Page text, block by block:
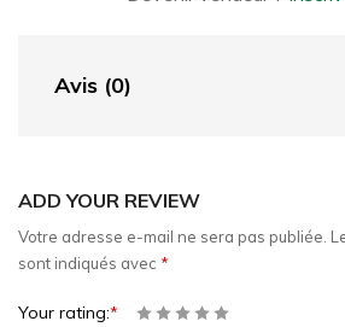
Avis (0)
ADD YOUR REVIEW
Votre adresse e-mail ne sera pas publiée.
sont indiqués avec *
Your rating:*